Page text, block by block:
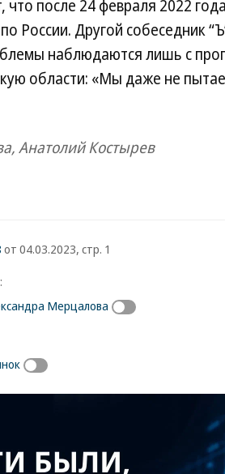
что после 24 февраля 2022
России. Другой собеседник
наблюдаются лишь с
области: «Мы даже не
Анатолий Костырев
от 04.03.2023, стр. 1
Мерцалова